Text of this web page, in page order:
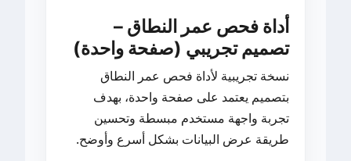
أداة فحص عمر النطاق –
تصميم تجريبي (صفحة واحدة)
نسخة تجريبية لأداة فحص عمر النطاق
بتصميم يعتمد على صفحة واحدة، بهدف
تجربة واجهة مستخدم مبسطة وتحسين
طريقة عرض البيانات بشكل أسرع وأوضح.